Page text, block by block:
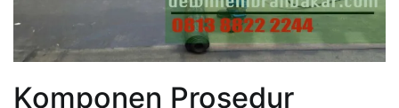
Komponen Prosedur